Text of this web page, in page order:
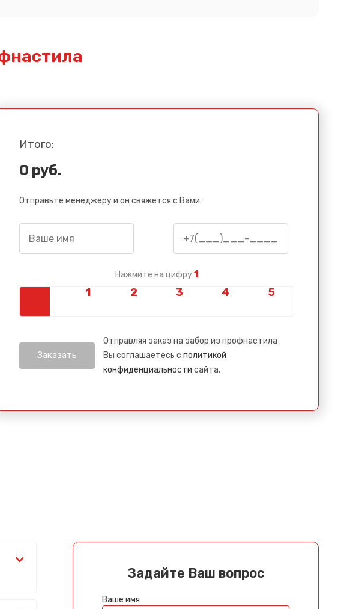
Итого:
0 руб.
Отправьте менеджеру и он свяжется с Вами.
Нажмите на цифру 1
Отправляя заказ на забор из профнастила
Вы соглашаетесь с политикой
конфиденциальности сайта.
Задайте Ваш вопрос
Ваше имя